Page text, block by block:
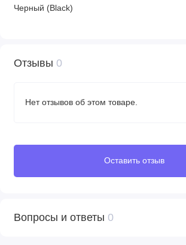
Черный (Black)
Отзывы 0
Нет отзывов об этом товаре.
Оставить отзыв
Вопросы и ответы 0